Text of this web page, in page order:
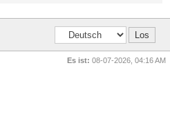
Es ist: 08-07-2026, 04:16 AM